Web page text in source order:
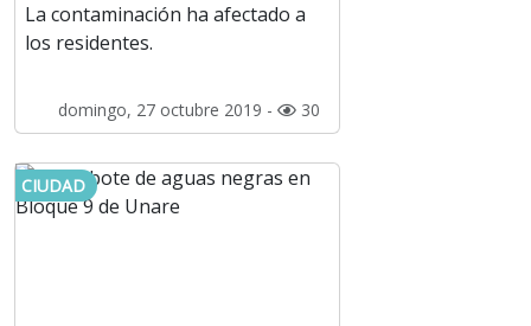
La contaminación ha afectado a
los residentes.
domingo, 27 octubre 2019 - 30
CIUDAD